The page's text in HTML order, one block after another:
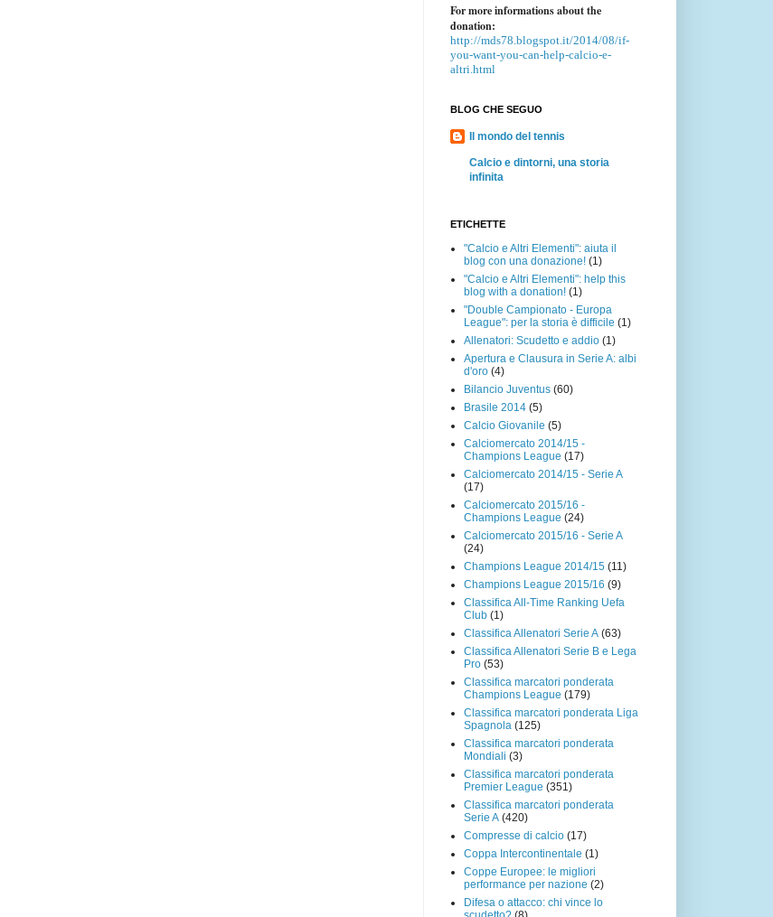
For more informations about the
donation:
http://mds78.blogspot.it/2014/08/if-
you-want-you-can-help-calcio-e-
altri.html
BLOG CHE SEGUO
Il mondo del tennis
Calcio e dintorni, una storia
infinita
ETICHETTE
"Calcio e Altri Elementi": aiuta il
blog con una donazione! (1)
"Calcio e Altri Elementi": help this
blog with a donation! (1)
"Double Campionato - Europa
League": per la storia è difficile (1)
Allenatori: Scudetto e addio (1)
Apertura e Clausura in Serie A: albi
d'oro (4)
Bilancio Juventus (60)
Brasile 2014 (5)
Calcio Giovanile (5)
Calciomercato 2014/15 -
Champions League (17)
Calciomercato 2014/15 - Serie A
(17)
Calciomercato 2015/16 -
Champions League (24)
Calciomercato 2015/16 - Serie A
(24)
Champions League 2014/15 (11)
Champions League 2015/16 (9)
Classifica All-Time Ranking Uefa
Club (1)
Classifica Allenatori Serie A (63)
Classifica Allenatori Serie B e Lega
Pro (53)
Classifica marcatori ponderata
Champions League (179)
Classifica marcatori ponderata Liga
Spagnola (125)
Classifica marcatori ponderata
Mondiali (3)
Classifica marcatori ponderata
Premier League (351)
Classifica marcatori ponderata
Serie A (420)
Compresse di calcio (17)
Coppa Intercontinentale (1)
Coppe Europee: le migliori
performance per nazione (2)
Difesa o attacco: chi vince lo